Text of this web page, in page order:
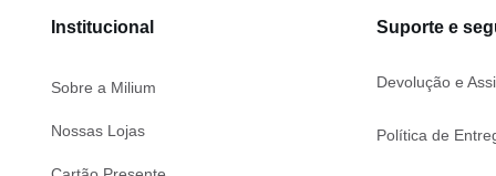
Institucional
Sobre a Milium
Nossas Lojas
Suporte e
Devolução e
Política de